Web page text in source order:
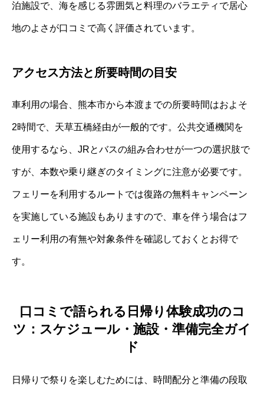
泊施設で、海を感じる雰囲気と料理のバラエティで居心
地のよさが口コミで高く評価されています。
アクセス方法と所要時間の目安
車利用の場合、熊本市から本渡までの所要時間はおよそ
2時間で、天草五橋経由が一般的です。公共交通機関を
使用するなら、JRとバスの組み合わせが一つの選択肢で
すが、本数や乗り継ぎのタイミングに注意が必要です。
フェリーを利用するルートでは復路の無料キャンペーン
を実施している施設もありますので、車を伴う場合はフ
ェリー利用の有無や対象条件を確認しておくとお得で
す。
口コミで語られる日帰り体験成功のコ
ツ：スケジュール・施設・準備完全ガイ
ド
日帰りで祭りを楽しむためには、時間配分と準備の段取